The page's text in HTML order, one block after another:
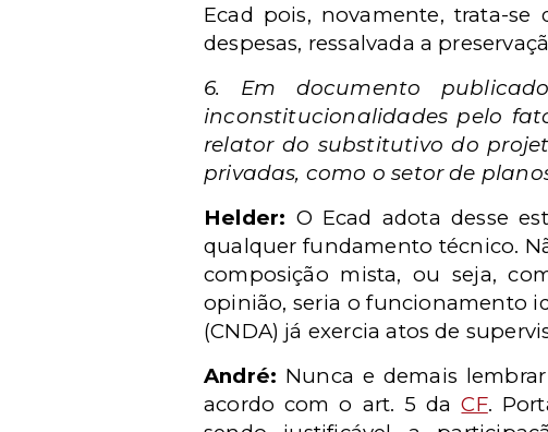
Ecad pois, novamente, trata-
despesas, ressalvada a
6. Em documento
inconstitucionalidades pelo
relator do substitutivo do
privadas, como o setor de
Helder: O Ecad adota desse
qualquer fundamento técnico.
composição mista, ou seja,
opinião, seria o funcionamento
(CNDA) já exercia atos de
André: Nunca e demais
acordo com o art. 5 daCF.